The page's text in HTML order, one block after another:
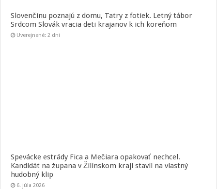
Slovenčinu poznajú z domu, Tatry z fotiek. Letný tábor
Srdcom Slovák vracia deti krajanov k ich koreňom
Uverejnené: 2 dni
Spevácke estrády Fica a Mečiara opakovať nechcel.
Kandidát na župana v Žilinskom kraji stavil na vlastný
hudobný klip
6. júla 2026